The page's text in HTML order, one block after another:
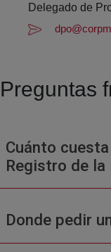
Delegado de
Preguntas
Cuánto
Registro de la
Donde pedir